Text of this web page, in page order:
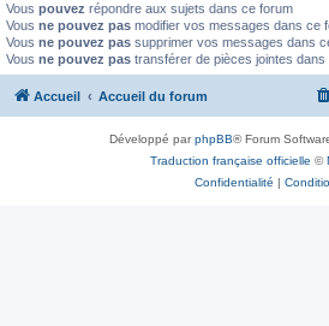
Vous pouvez répondre aux sujets dans ce forum
Vous ne pouvez pas modifier vos messages dans ce
Vous ne pouvez pas supprimer vos messages dans
Vous ne pouvez pas transférer de pièces jointes dans
Accueil Accueil du forum
Développé parphpBB® Forum
Traduction française officielle ©
Confidentialité |